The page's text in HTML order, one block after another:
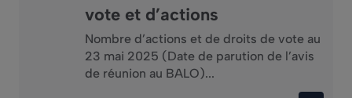
vote et d’actions
Nombre d’actions et de droits de vote au
23 mai 2025 (Date de parution de l’avis
de réunion au BALO)...